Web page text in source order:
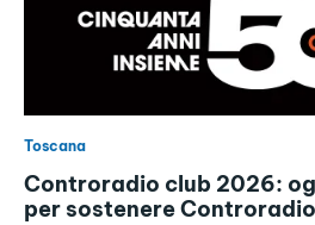
Toscana
Controradio club 2026:
per sostenere Controradio